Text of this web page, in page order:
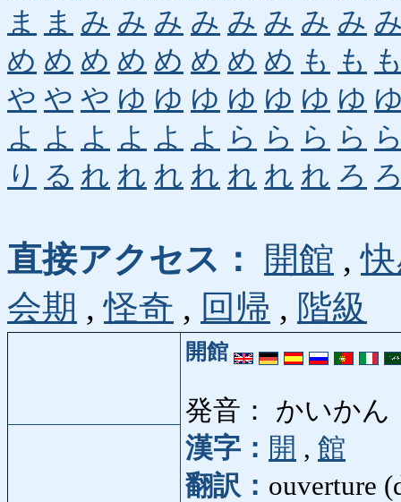
ま
ま み み み み み み み み
め め め め め め め め も も
や や や ゆ ゆ ゆ ゆ ゆ ゆ ゆ
よ よ よ よ よ よ ら ら ら ら
り る れ れ れ れ れ れ れ ろ
直接アクセス： 開館 ,
会期 ,怪奇 , 回帰 , 階級
開館
発音： かいかん
漢字： 開 , 館
翻訳： ouverture